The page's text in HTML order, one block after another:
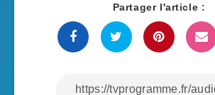
Partager l'article :